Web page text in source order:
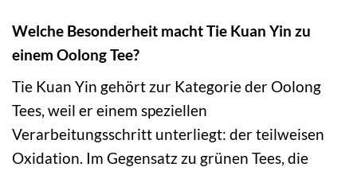
Welche Besonderheit macht Tie Kuan Yin zu
einem Oolong Tee?
Tie Kuan Yin gehört zur Kategorie der Oolong
Tees, weil er einem speziellen
Verarbeitungsschritt unterliegt: der teilweisen
Oxidation. Im Gegensatz zu grünen Tees, die